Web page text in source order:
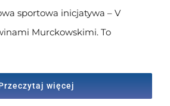
sportowa inicjatywa – V
Murckowskimi. To
więcej